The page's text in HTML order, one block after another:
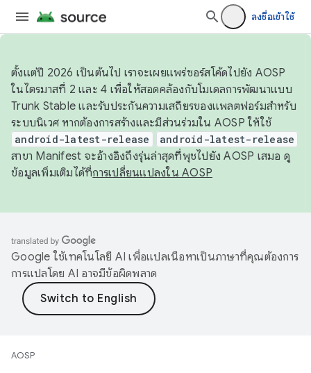
ลงชื่อเข้าใช้
ตั้งแต่ปี 2026 เป็นต้นไป เราจะเผยแพร่ซอร์สโค้ดไปยัง AOSP
ในไตรมาสที่ 2 และ 4 เพื่อให้สอดคล้องกับโมเดลการพัฒนาแบบ
Trunk Stable และรับประกันความเสถียรของแพลตฟอร์มสำหรับ
ระบบนิเวศ หากต้องการสร้างและมีส่วนร่วมใน AOSP ให้ใช้
android-latest-release android-latest-release
สาขา Manifest จะอ้างอิงถึงรุ่นล่าสุดที่พุชไปยัง AOSP เสมอ ดู
ข้อมูลเพิ่มเติมได้ที่การเปลี่ยนแปลงใน AOSP
Google ใช้เทคโนโลยี AI เพื่อแปลเนื้อหาเป็นภาษาที่คุณต้องการ
การแปลโดย AI อาจมีข้อผิดพลาด
AOSP